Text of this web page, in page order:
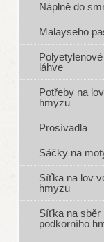
Náplně do
Malayseho
láhve
Potřeby na
hmyzu
Prosívadla
Sáčky na
Síťka na lov
hmyzu
Síťka na sběr
podkorního